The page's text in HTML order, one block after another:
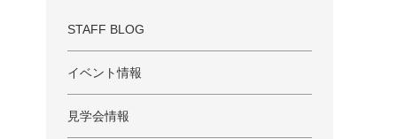
STAFF BLOG
イベント情報
見学会情報